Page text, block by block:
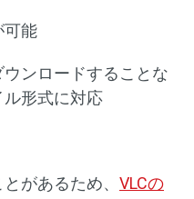
可能
ンロードすることな
ル形式に対応
があるため、 VLCの